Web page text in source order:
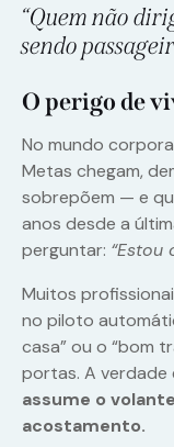
“Quem não
sendo
O perigo de
No mundo
Metas chegam,
sobrepõem — e
anos desde a
perguntar: “Estou
Muitos
no piloto
casa” ou o “bom
portas. A verdade
assume o
acostamento.